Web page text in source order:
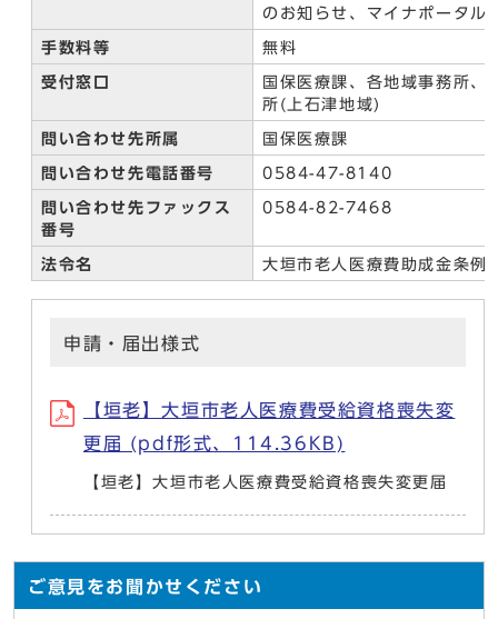
のお知らせ、マイナポータル
手数料等 無料
受付窓口
国保医療課、各地域事務所、
所(上石津地域)
問い合わせ先所属 国保医療課
問い合わせ先電話番号 0584-47-8140
問い合わせ先ファックス
番号
0584-82-7468
法令名 大垣市老人医療費助成金条例
申請・届出様式
【垣老】大垣市老人医療費受給資格喪失変
更届 (pdf形式、114.36KB)
【垣老】大垣市老人医療費受給資格喪失変更届
ご意見をお聞かせください